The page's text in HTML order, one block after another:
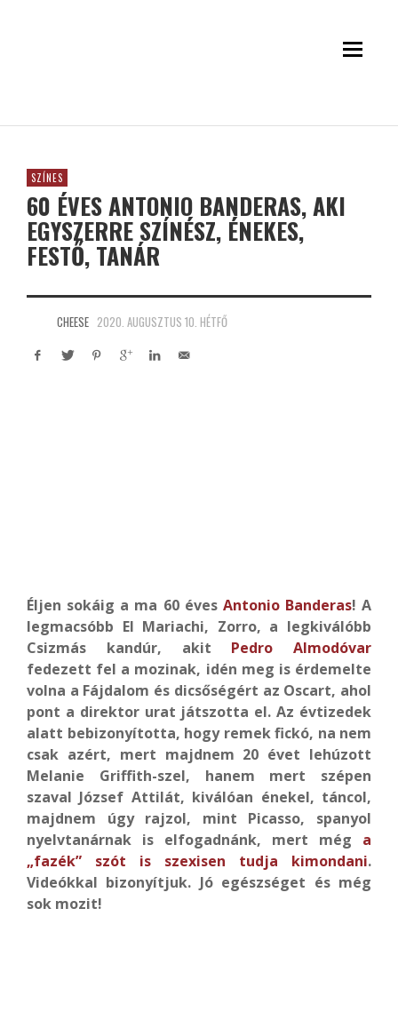
SZÍNES
60 ÉVES ANTONIO BANDERAS, AKI
EGYSZERRE SZÍNÉSZ, ÉNEKES,
FESTŐ, TANÁR
CHEESE 2020. AUGUSZTUS 10. HÉTFŐ
Éljen sokáig a ma 60 éves Antonio Banderas! A
legmacsóbb El Mariachi, Zorro, a legkiválóbb
Csizmás kandúr, akit Pedro Almodóvar
fedezett fel a mozinak, idén meg is érdemelte
volna a Fájdalom és dicsőségért az Oscart, ahol
pont a direktor urat játszotta el. Az évtizedek
alatt bebizonyította, hogy remek fickó, na nem
csak azért, mert majdnem 20 évet lehúzott
Melanie Griffith-szel, hanem mert szépen
szaval József Attilát, kiválóan énekel, táncol,
majdnem úgy rajzol, mint Picasso, spanyol
nyelvtanárnak is elfogadnánk, mert még a
„fazék” szót is szexisen tudja kimondani.
Videókkal bizonyítjuk. Jó egészséget és még
sok mozit!